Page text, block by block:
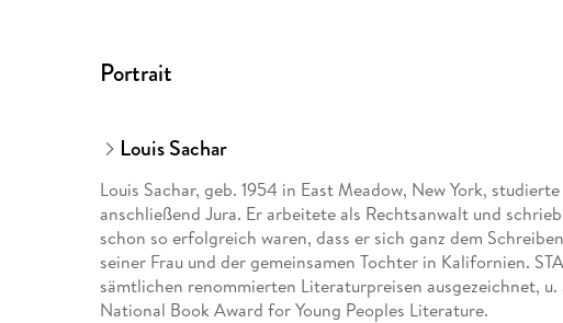
Portrait
Louis Sachar
Louis Sachar, geb. 1954 in East Meadow, New York,
anschließend Jura. Er arbeitete als Rechtsanwalt und
schon so erfolgreich waren, dass er sich ganz dem
seiner Frau und der gemeinsamen Tochter in Kalifornien.
sämtlichen renommierten Literaturpreisen ausgezeichnet,
National Book Award for Young Peoples Literature.